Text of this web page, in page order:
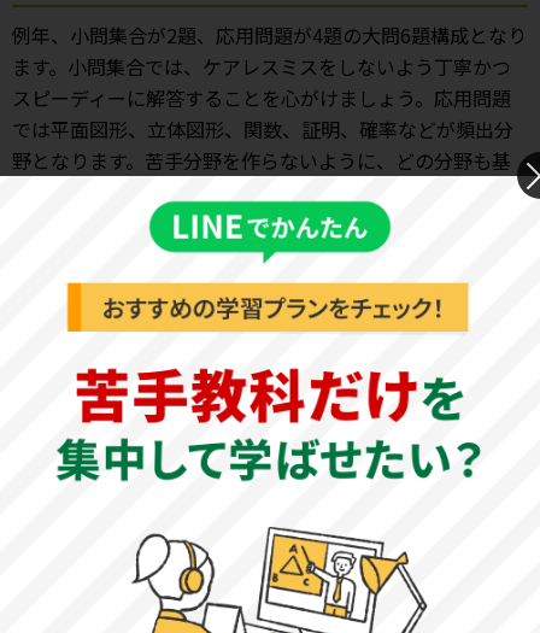
例年、小問集合が2題、応用問題が4題の大問6題構成となり
ます。小問集合では、ケアレスミスをしないよう丁寧かつ
スピーディーに解答することを心がけましょう。応用問題
では平面図形、立体図形、関数、証明、確率などが頻出分
野となります。苦手分野を作らないように、どの分野も基
英語の傾向と対策
例年、大問9題構成で、長文問題が2題と知識問題が出題さ
れます。設問数が多い傾向にあるため、時間配分には注意
が必要です。先に知識問題をケアレスミスなく確実に解答
し、長文問題の解答時間を確保しましょう。設問形式は選
択、適語補充、語句整序となります。単語、活用形、発
音、イディオムなど様々な知識が問われるため、基礎をし